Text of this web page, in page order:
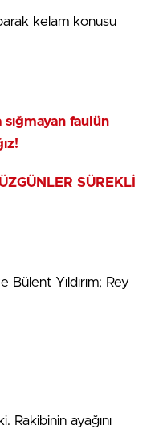
kelam konusu
sığmayan faulün
SÜREKLİ
Yıldırım; Rey
Rakibinin ayağını